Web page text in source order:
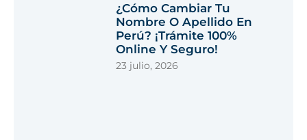
¿Cómo Cambiar Tu
Nombre O Apellido En
Perú? ¡Trámite 100%
Online Y Seguro!
23 julio, 2026